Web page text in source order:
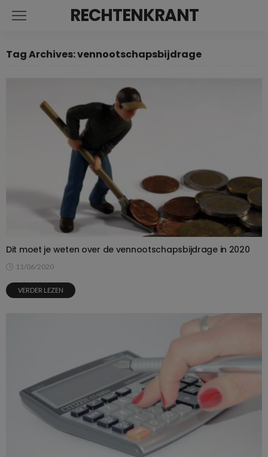
RECHTENKRANT
Tag Archives: vennootschapsbijdrage
Dit moet je weten over de vennootschapsbijdrage in 2020
11/06/2020
VERDER LEZEN